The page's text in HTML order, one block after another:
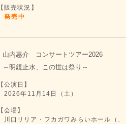
【販売状況】
発売中
山内惠介 コンサートツアー2026
～明鏡止水、この世は祭り～
【公演日】
2026年11月14日（土）
【会場】
川口リリア・フカガワみらいホール（